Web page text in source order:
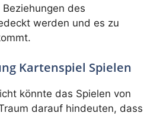
des
werden und es zu
Kartenspiel Spielen
könnte das Spielen von
darauf hindeuten, dass